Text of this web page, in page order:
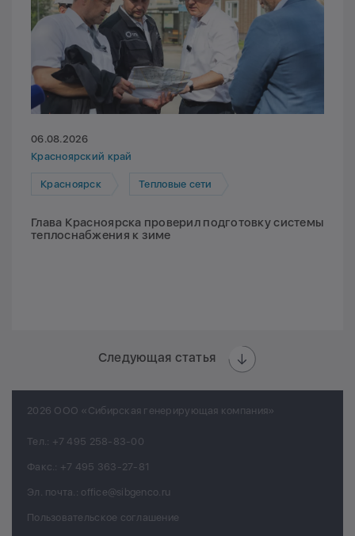
06.08.2026
Красноярский край
Красноярск Тепловые сети
Глава Красноярска проверил подготовку системы
теплоснабжения к зиме
Следующая статья
2026 ООО «Сибирская генерирующая компания»
Тел.: +7 495 258-83-00
Факс.: +7 495 363-27-81
Эл. почта.: office@sibgenco.ru
Пользовательское соглашение